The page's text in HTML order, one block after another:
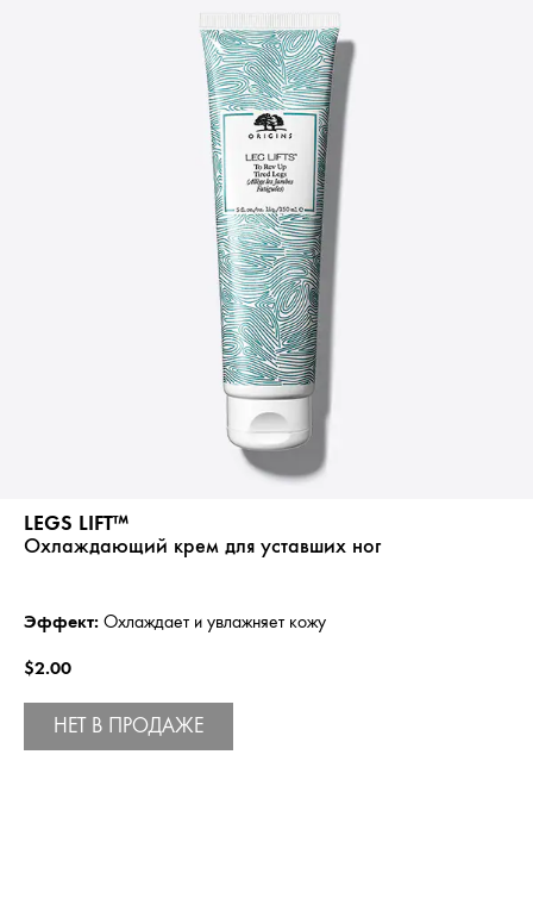
LEGS LIFT™
Охлаждающий крем для уставших ног
Эффект: Охлаждает и увлажняет кожу
$2.00
НЕТ В ПРОДАЖЕ